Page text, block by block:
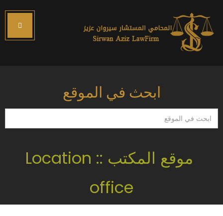
ابحث في الموقع
ابحث
في
موقع المكتب :: Location
office